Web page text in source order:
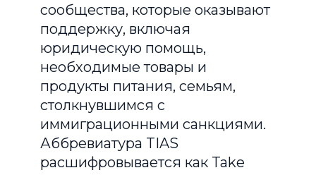
сообщества, которые оказывают
поддержку, включая
юридическую помощь,
необходимые товары и
продукты питания, семьям,
столкнувшимся с
иммиграционными санкциями.
Аббревиатура TIAS
расшифровывается как Take